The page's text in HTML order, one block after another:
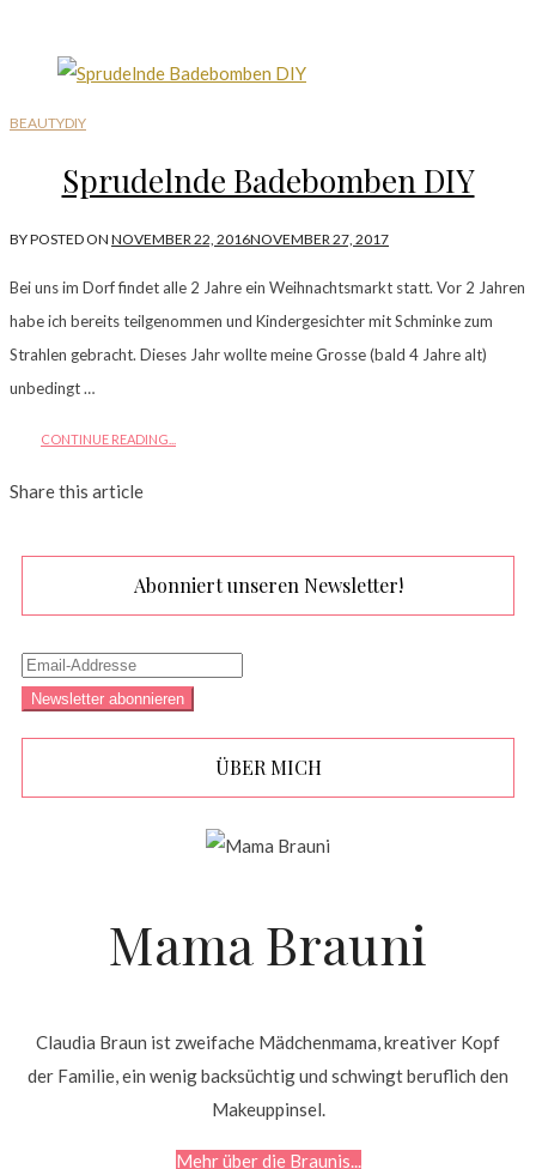
BEAUTYDIY
Sprudelnde Badebomben DIY
BYPOSTED ON NOVEMBER 22, 2016NOVEMBER 27, 2017
Bei uns im Dorf findet alle 2 Jahre ein Weihnachtsmarkt statt. Vor 2 Jahren
habe ich bereits teilgenommen und Kindergesichter mit Schminke zum
Strahlen gebracht. Dieses Jahr wollte meine Grosse (bald 4 Jahre alt)
unbedingt …
CONTINUE READING...
Share this article
Abonniert unseren Newsletter!
ÜBER MICH
Mama Brauni
Claudia Braun ist zweifache Mädchenmama, kreativer Kopf
der Familie, ein wenig backsüchtig und schwingt beruflich den
Makeuppinsel.
Mehr über die Braunis...